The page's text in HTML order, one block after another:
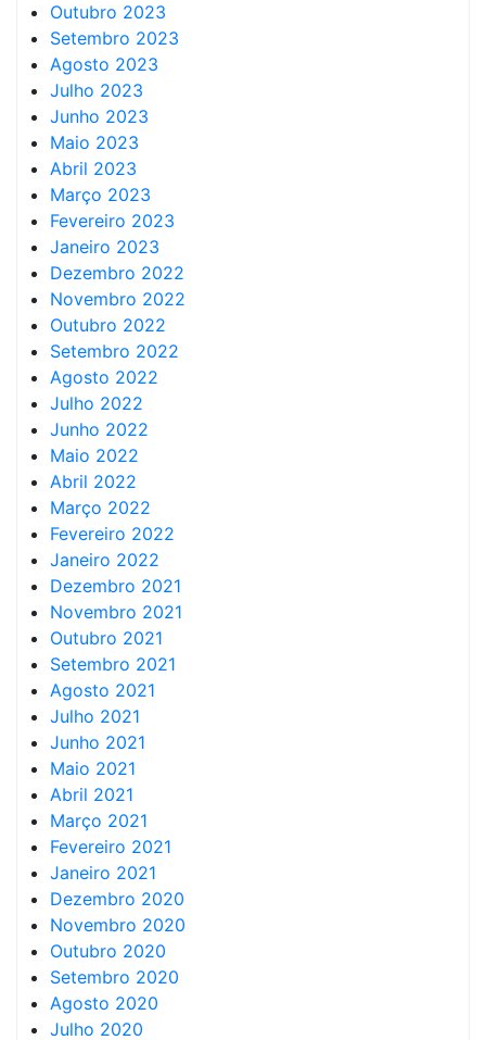
Outubro 2023
Setembro 2023
Agosto 2023
Julho 2023
Junho 2023
Maio 2023
Abril 2023
Março 2023
Fevereiro 2023
Janeiro 2023
Dezembro 2022
Novembro 2022
Outubro 2022
Setembro 2022
Agosto 2022
Julho 2022
Junho 2022
Maio 2022
Abril 2022
Março 2022
Fevereiro 2022
Janeiro 2022
Dezembro 2021
Novembro 2021
Outubro 2021
Setembro 2021
Agosto 2021
Julho 2021
Junho 2021
Maio 2021
Abril 2021
Março 2021
Fevereiro 2021
Janeiro 2021
Dezembro 2020
Novembro 2020
Outubro 2020
Setembro 2020
Agosto 2020
Julho 2020